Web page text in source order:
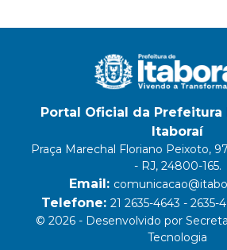
Portal Oficial da Prefeitura
Itaboraí
Praça Marechal Floriano Peixoto,
- RJ, 24800-165.
Email:
Telefone: 21 2635-4643 - 2635-
© 2026 - Desenvolvido por
Tecnologia